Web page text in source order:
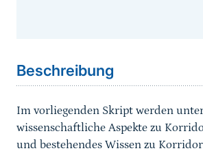
Beschreibung
Im vorliegenden Skript werden
wissenschaftliche Aspekte zu
und bestehendes Wissen zu